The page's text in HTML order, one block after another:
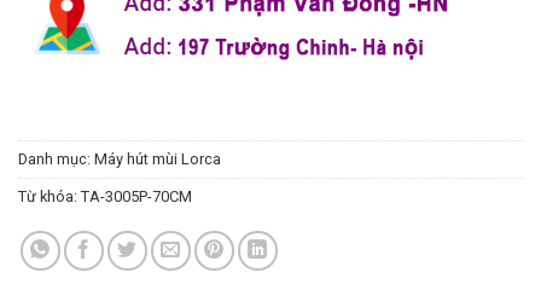
Danh mục: Máy hút mùi Lorca
Từ khóa: TA-3005P-70CM